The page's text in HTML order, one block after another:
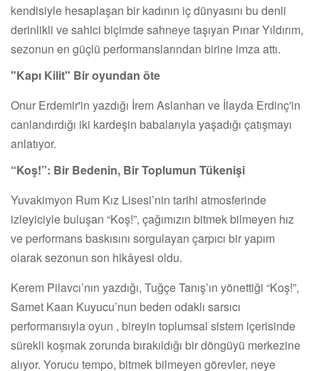
kendisiyle hesaplaşan bir kadının iç dünyasını bu denli
derinlikli ve sahici biçimde sahneye taşıyan Pınar Yıldırım,
sezonun en güçlü performanslarından birine imza attı.
"Kapı Kilit" Bir oyundan öte
Onur Erdemir'in yazdığı İrem Aslanhan ve İlayda Erdinç'in
canlandırdığı iki kardeşin babalarıyla yaşadığı çatışmayı
anlatıyor.
“Koş!”: Bir Bedenin, Bir Toplumun Tükenişi
Yuvakimyon Rum Kız Lisesi’nin tarihi atmosferinde
izleyiciyle buluşan “Koş!”, çağımızın bitmek bilmeyen hız
ve performans baskısını sorgulayan çarpıcı bir yapım
olarak sezonun son hikâyesi oldu.
Kerem Pilavcı’nın yazdığı, Tuğçe Tanış’ın yönettiği “Koş!”,
Samet Kaan Kuyucu’nun beden odaklı sarsıcı
performansıyla oyun , bireyin toplumsal sistem içerisinde
sürekli koşmak zorunda bırakıldığı bir döngüyü merkezine
alıyor. Yorucu tempo, bitmek bilmeyen görevler, neye